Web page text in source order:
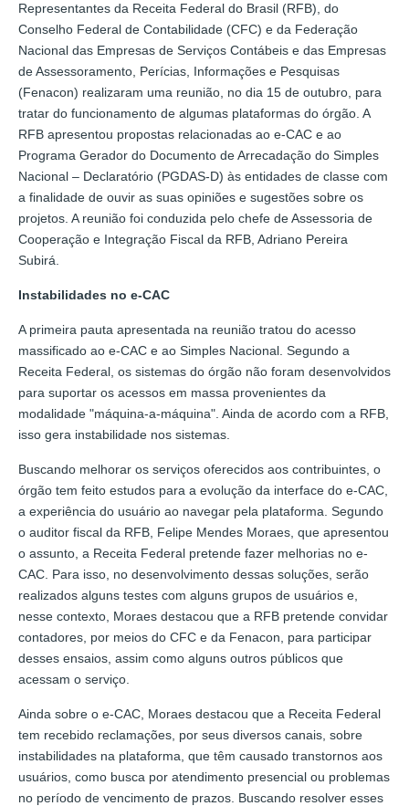
Representantes da Receita Federal do Brasil (RFB), do
Conselho Federal de Contabilidade (CFC) e da Federação
Nacional das Empresas de Serviços Contábeis e das Empresas
de Assessoramento, Perícias, Informações e Pesquisas
(Fenacon) realizaram uma reunião, no dia 15 de outubro, para
tratar do funcionamento de algumas plataformas do órgão. A
RFB apresentou propostas relacionadas ao e-CAC e ao
Programa Gerador do Documento de Arrecadação do Simples
Nacional – Declaratório (PGDAS-D) às entidades de classe com
a finalidade de ouvir as suas opiniões e sugestões sobre os
projetos. A reunião foi conduzida pelo chefe de Assessoria de
Cooperação e Integração Fiscal da RFB, Adriano Pereira
Subirá.
Instabilidades no e-CAC
A primeira pauta apresentada na reunião tratou do acesso
massificado ao e-CAC e ao Simples Nacional. Segundo a
Receita Federal, os sistemas do órgão não foram desenvolvidos
para suportar os acessos em massa provenientes da
modalidade "máquina-a-máquina". Ainda de acordo com a RFB,
isso gera instabilidade nos sistemas.
Buscando melhorar os serviços oferecidos aos contribuintes, o
órgão tem feito estudos para a evolução da interface do e-CAC,
a experiência do usuário ao navegar pela plataforma. Segundo
o auditor fiscal da RFB, Felipe Mendes Moraes, que apresentou
o assunto, a Receita Federal pretende fazer melhorias no e-
CAC. Para isso, no desenvolvimento dessas soluções, serão
realizados alguns testes com alguns grupos de usuários e,
nesse contexto, Moraes destacou que a RFB pretende convidar
contadores, por meios do CFC e da Fenacon, para participar
desses ensaios, assim como alguns outros públicos que
acessam o serviço.
Ainda sobre o e-CAC, Moraes destacou que a Receita Federal
tem recebido reclamações, por seus diversos canais, sobre
instabilidades na plataforma, que têm causado transtornos aos
usuários, como busca por atendimento presencial ou problemas
no período de vencimento de prazos. Buscando resolver esses